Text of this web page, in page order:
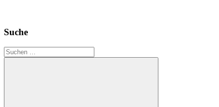
Suche
Suchen
nach: